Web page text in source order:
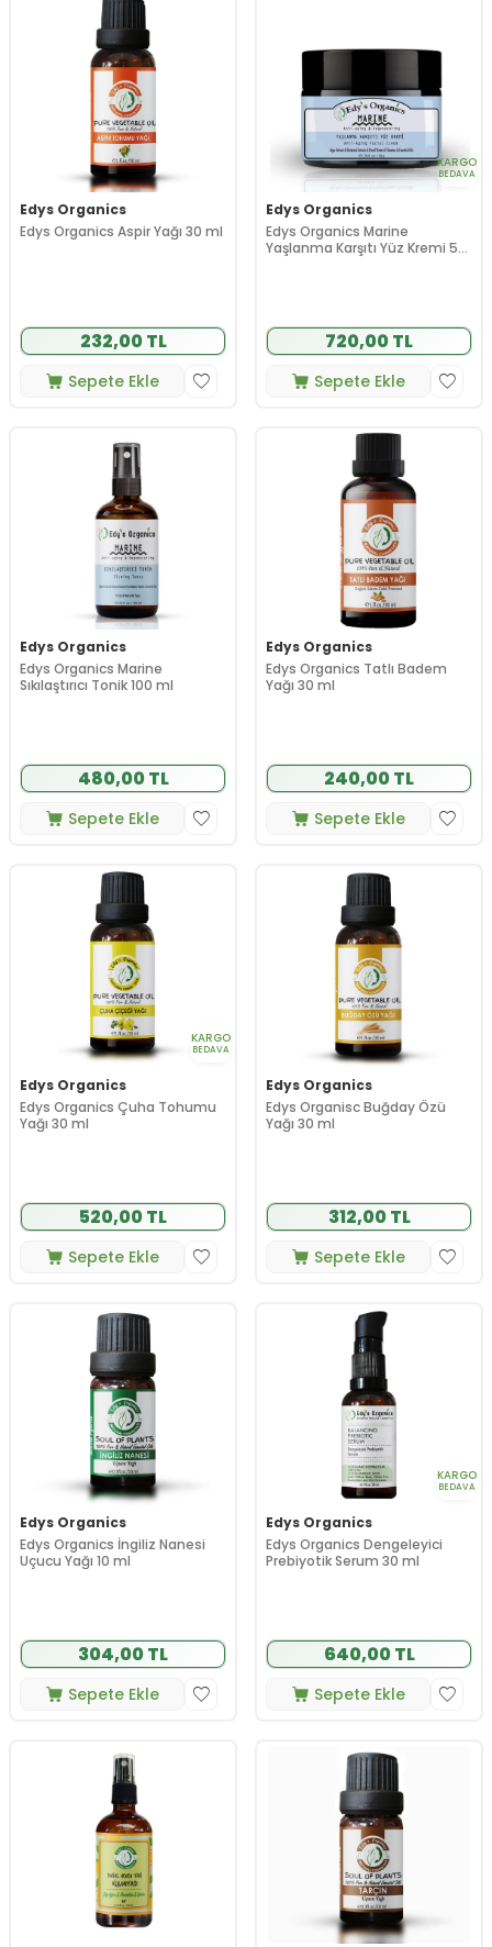
Edys Organics
Edys Organics Aspir Yağı 30 ml
232,00 TL
Sepete Ekle
KARGO
BEDAVA
Edys Organics
Edys Organics Marine
Yaşlanma Karşıtı Yüz Kremi 50
720,00 TL
Sepete Ekle
Edys Organics
Edys Organics Marine
Sıkılaştırıcı Tonik 100 ml
480,00 TL
Sepete Ekle
Edys Organics
Edys Organics Tatlı Badem
Yağı 30 ml
240,00 TL
Sepete Ekle
KARGO
BEDAVA
Edys Organics
Edys Organics Çuha Tohumu
Yağı 30 ml
520,00 TL
Sepete Ekle
Edys Organics
Edys Organisc Buğday Özü
Yağı 30 ml
312,00 TL
Sepete Ekle
Edys Organics
Edys Organics İngiliz Nanesi
Uçucu Yağı 10 ml
304,00 TL
Sepete Ekle
KARGO
BEDAVA
Edys Organics
Edys Organics Dengeleyici
Prebiyotik Serum 30 ml
640,00 TL
Sepete Ekle